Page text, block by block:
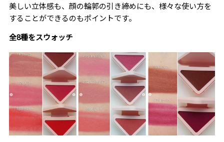
美しい立体感も、顔の輪郭の引き締めにも、様々な使い方を
することができるのもポイントです。
全8種をスウォッチ